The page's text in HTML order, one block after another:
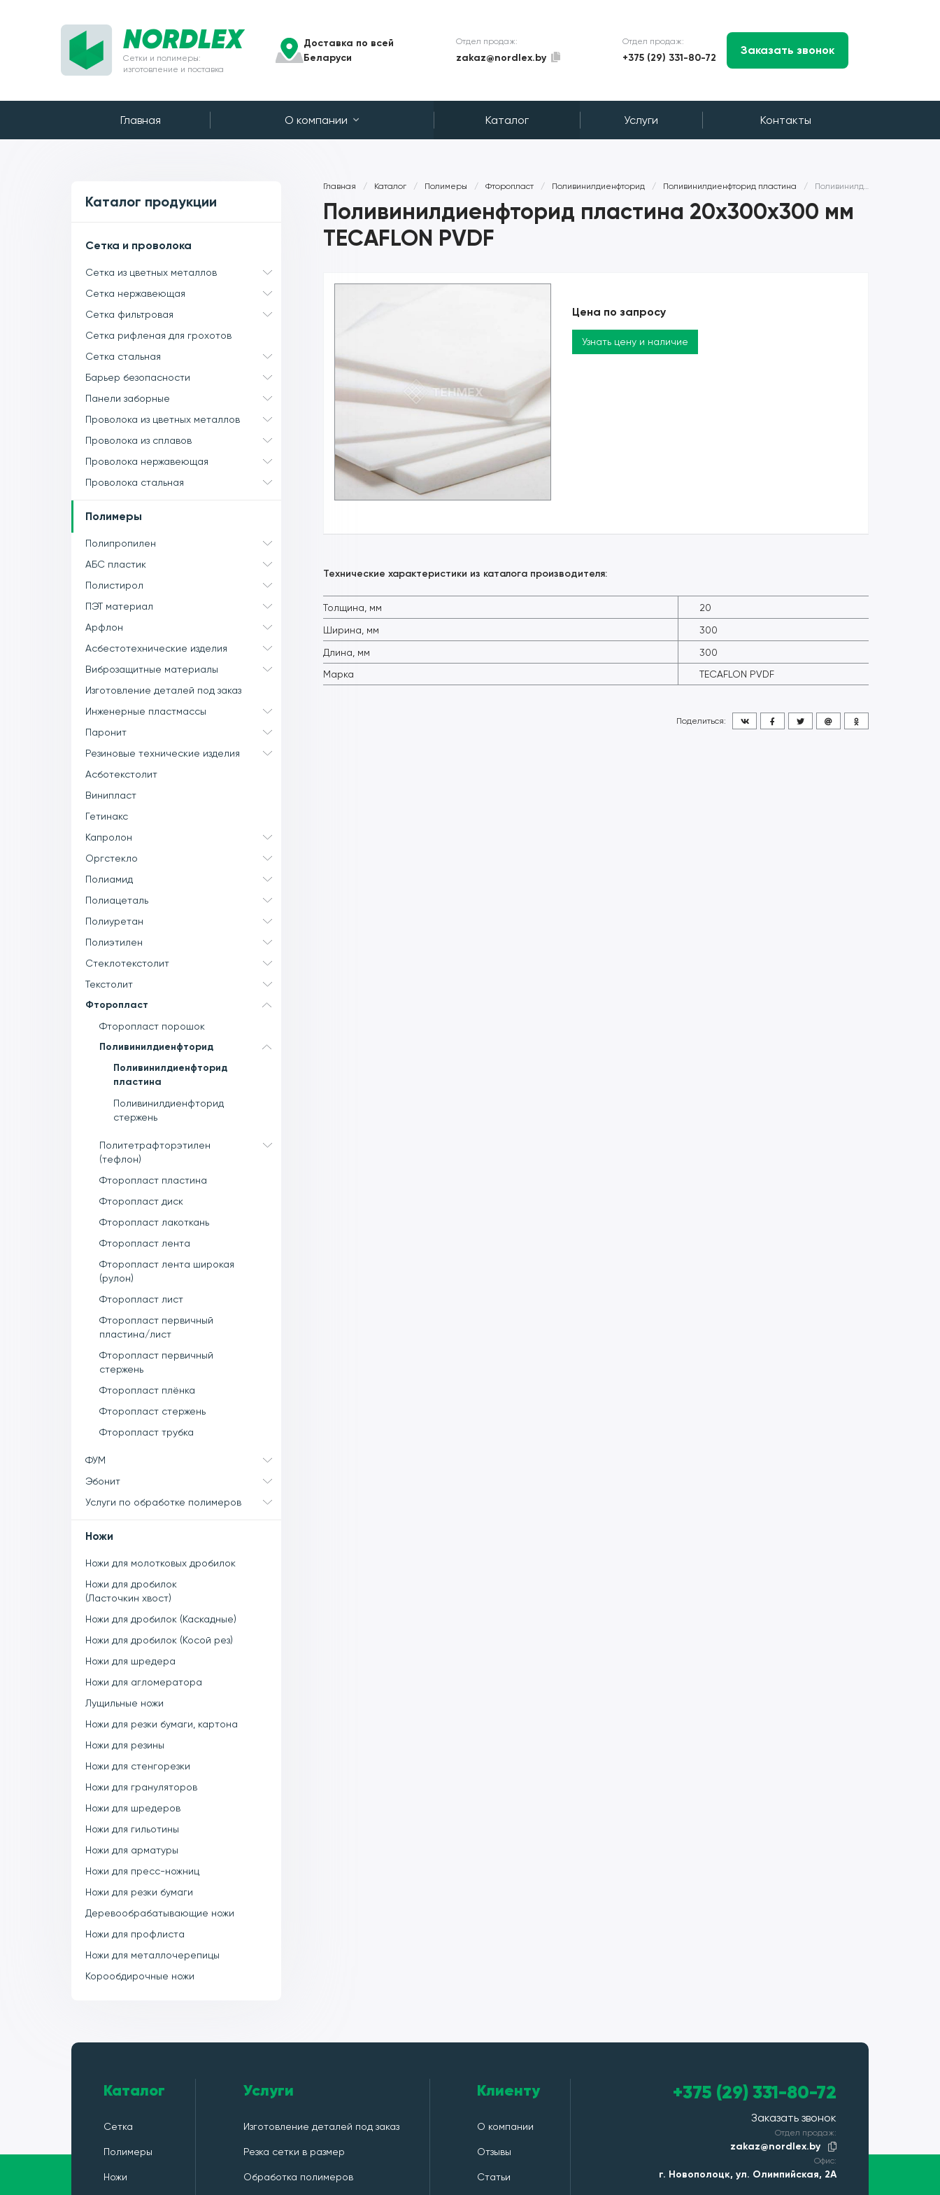
NORDLEX
Сетки и полимеры:
изготовление и поставка
Доставка по всей
Беларуси
Отдел продаж:
zakaz@nordlex.by
Отдел продаж:
+375 (29) 331-80-72
Заказать звонок
Главная О компании Каталог Услуги Контакты
Каталог продукции
Сетка и проволока
Сетка из цветных металлов
Сетка нержавеющая
Сетка фильтровая
Сетка рифленая для грохотов
Сетка стальная
Барьер безопасности
Панели заборные
Проволока из цветных металлов
Проволока из сплавов
Проволока нержавеющая
Проволока стальная
Полимеры
Полипропилен
АБС пластик
Полистирол
ПЭТ материал
Арфлон
Асбестотехнические изделия
Виброзащитные материалы
Изготовление деталей под заказ
Инженерные пластмассы
Паронит
Резиновые технические изделия
Асботекстолит
Винипласт
Гетинакс
Капролон
Оргстекло
Полиамид
Полиацеталь
Полиуретан
Полиэтилен
Стеклотекстолит
Текстолит
Фторопласт
Фторопласт порошок
Поливинилдиенфторид
Поливинилдиенфторид
пластина
Поливинилдиенфторид
стержень
Политетрафторэтилен
(тефлон)
Фторопласт пластина
Фторопласт диск
Фторопласт лакоткань
Фторопласт лента
Фторопласт лента широкая
(рулон)
Фторопласт лист
Фторопласт первичный
пластина/лист
Фторопласт первичный
стержень
Фторопласт плёнка
Фторопласт стержень
Фторопласт трубка
ФУМ
Эбонит
Услуги по обработке полимеров
Ножи
Ножи для молотковых дробилок
Ножи для дробилок
(Ласточкин хвост)
Ножи для дробилок (Каскадные)
Ножи для дробилок (Косой рез)
Ножи для шредера
Ножи для агломератора
Лущильные ножи
Ножи для резки бумаги, картона
Ножи для резины
Ножи для стенгорезки
Ножи для грануляторов
Ножи для шредеров
Ножи для гильотины
Ножи для арматуры
Ножи для пресс-ножниц
Ножи для резки бумаги
Деревообрабатывающие ножи
Ножи для профлиста
Ножи для металлочерепицы
Корообдирочные ножи
Главная / Каталог / Полимеры / Фторопласт / Поливинилдиенфторид / Поливинилдиенфторид пластина / Поливинилдиенфторид пластина 20x300x300 мм TECAFLON PVDF
Поливинилдиенфторид пластина 20x300x300 мм
TECAFLON PVDF
Цена по запросу
Узнать цену и наличие
Технические характеристики из каталога производителя:
Толщина, мм
20
Ширина, мм
300
Длина, мм
300
Марка
TECAFLON PVDF
Поделиться:
Каталог
Сетка
Полимеры
Ножи
Услуги
Изготовление деталей под заказ
Резка сетки в размер
Обработка полимеров
Клиенту
О компании
Отзывы
Статьи
+375 (29) 331-80-72
Заказать звонок
Отдел продаж:
zakaz@nordlex.by
Офис:
г. Новополоцк, ул. Олимпийская, 2А